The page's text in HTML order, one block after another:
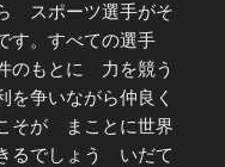
スポーツ選手がそ
す。すべての選手
のもとに 力を競う
を争いながら仲良く
そが まことに世界
るでしょう いだて